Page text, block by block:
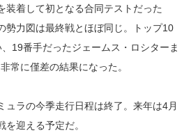
着して初となる合同テストだった
勢力図は最終戦とほぼ同じ。トップ10
19番手だったジェームス・ロシターま
常に僅差の結果になった。
ラの今季走行日程は終了。来年は4月
迎える予定だ。